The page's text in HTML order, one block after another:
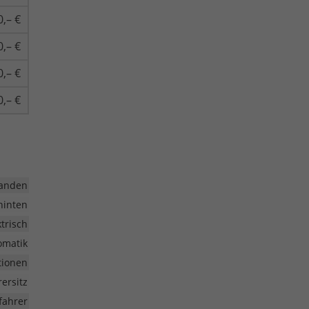
€
€
€
€